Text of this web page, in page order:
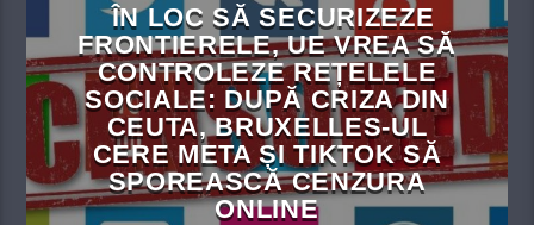
ÎN LOC SĂ SECURIZEZE
FRONTIERELE, UE VREA SĂ
CONTROLEZE REȚELELE
SOCIALE: DUPĂ CRIZA DIN
CEUTA, BRUXELLES-UL
CERE META ȘI TIKTOK SĂ
SPOREASCĂ CENZURA
ONLINE